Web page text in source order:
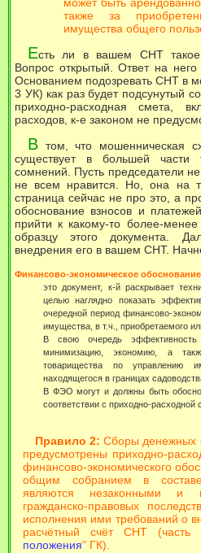
может быть
также за
имущества общего
Есть ли в вашем СНТ такое
Вопрос открытый. Ответ на
Основанием подозревать СНТ в
3 УК) как раз будет подсунутый
приходно-расходная смета,
расходов, к-е законом не
В том, что мошенническая
существует в большей части
сомнений. Пусть председатели
не всем нравится. Но, она на
страница сейчас не про это, а
обоснование взносов и
прийти к какому-то более-
образцу этого документа.
внедрения его в вашем СНТ.
Финансово-экономическое обоснование
это документ, к-й раскрывает
целью наглядно показать
очередной период финансово-
имущества, в т.ч., приобретаемого
В свою очередь
минимизацию, экономию, а
товарищества по управлению
находящегося в границах
В ФЭО могут и должны быть
соответствии с приходно-расходной
Правило 2: Сборы денежных
предусмотрены приходно-
финансово-экономического
общим собранием в
являются незаконными и
гражданско-правовых
исполнения ими требований о
расчётный счёт СНТ
положения" ГК).